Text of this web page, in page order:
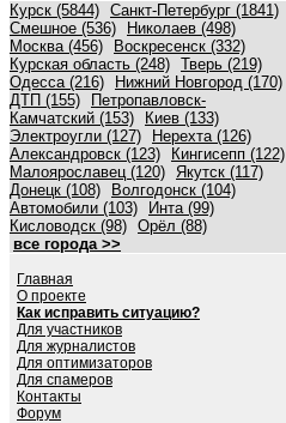
Курск (5844) Санкт-Петербург (1841)
Смешное (536)
Николаев (498)
Москва (456)
Воскресенск (332)
Курская область (248) Тверь (219)
Одесса (216)
Нижний Новгород (170)
ДТП (155)
Петропавловск-
Камчатский (153)
Киев (133)
Электроугли (127)
Нерехта (126)
Александровск (123)
Кингисепп (122)
Малоярославец (120) Якутск (117)
Донецк (108)
Волгодонск (104)
Автомобили (103)
Инта (99)
Кисловодск (98) Орёл (88)
все города >>
Главная
О проекте
Как исправить ситуацию?
Для участников
Для журналистов
Для оптимизаторов
Для спамеров
Контакты
Форум